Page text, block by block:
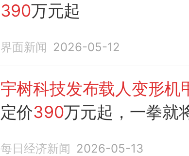
390万元起
界面新闻 2026-05-12
宇树科技发布载人变形机
定价390万元起，一拳就
每日经济新闻 2026-05-13